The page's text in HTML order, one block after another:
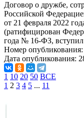
Договор о дружбе,
Российской
от 21 февраля 2022
(ратифицирован
года № 16-ФЗ, вступил
Номер опубликования:
Дата опубликования:
1 10 20 50 ВСЕ
1 2 3 4 5 ... 11